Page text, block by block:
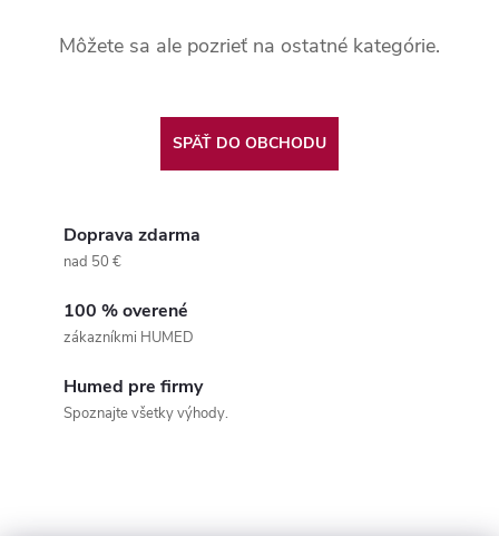
Môžete sa ale pozrieť na ostatné kategórie.
SPÄŤ DO OBCHODU
Doprava zdarma
nad 50 €
100 % overené
zákazníkmi HUMED
Humed pre firmy
Spoznajte všetky výhody.